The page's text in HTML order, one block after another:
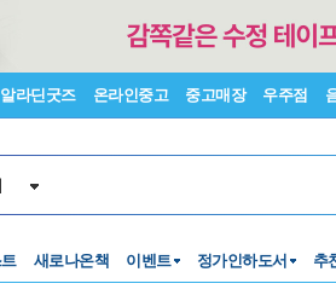
알라딘굿즈 온라인중고 중고매장 우주점
새로나온책 이벤트 정가인하도서 추